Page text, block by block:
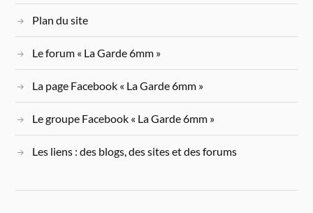
Plan du site
Le forum « La Garde 6mm »
La page Facebook « La Garde 6mm »
Le groupe Facebook « La Garde 6mm »
Les liens : des blogs, des sites et des forums